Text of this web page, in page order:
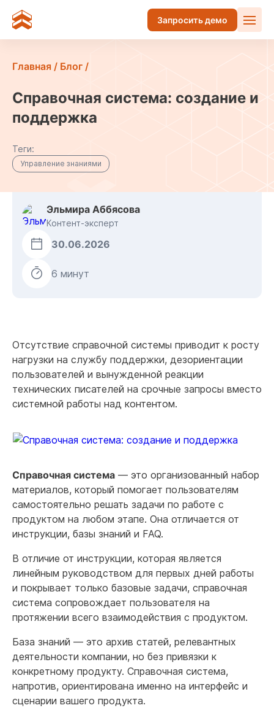
Запросить демо
Главная / Блог /
Справочная система: создание и
поддержка
Теги:
Управление знаниями
Эльмира Аббясова
Контент-эксперт
30.06.2026
6 минут
Отсутствие справочной системы приводит к росту
нагрузки на службу поддержки, дезориентации
пользователей и вынужденной реакции
технических писателей на срочные запросы вместо
системной работы над контентом.
Справочная система — это организованный набор
материалов, который помогает пользователям
самостоятельно решать задачи по работе с
продуктом на любом этапе. Она отличается от
инструкции, базы знаний и FAQ.
В отличие от инструкции, которая является
линейным руководством для первых дней работы
и покрывает только базовые задачи, справочная
система сопровождает пользователя на
протяжении всего взаимодействия с продуктом.
База знаний — это архив статей, релевантных
деятельности компании, но без привязки к
конкретному продукту. Справочная система,
напротив, ориентирована именно на интерфейс и
сценарии вашего продукта.